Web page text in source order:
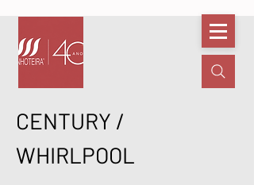
CENTURY /
WHIRLPOOL